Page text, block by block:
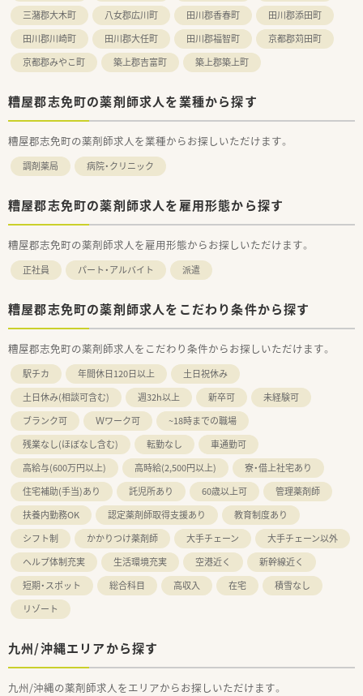
三潴郡大木町 八女郡広川町 田川郡香春町
田川郡添田町
田川郡川崎町
田川郡大任町 田川郡福智町
京都郡苅田町
京都郡みやこ町
築上郡吉富町 築上郡築上町
糟屋郡志免町の薬剤師求人を業種から探す
糟屋郡志免町の薬剤師求人を業種からお探しいただけます。
調剤薬局 病院・クリニック
糟屋郡志免町の薬剤師求人を雇用形態から探す
糟屋郡志免町の薬剤師求人を雇用形態からお探しいただけます。
正社員 パート・アルバイト 派遣
糟屋郡志免町の薬剤師求人をこだわり条件から探す
糟屋郡志免町の薬剤師求人をこだわり条件からお探しいただけます。
駅チカ 年間休日120日以上
土日祝休み
土日休み(相談可含む)
週32h以上 新卒可
未経験可
ブランク可
Ｗワーク可
~18時までの職場
残業なし(ほぼなし含む)
転勤なし
車通勤可
高給与(600万円以上)
高時給(2,500円以上)
寮・借上社宅あり
住宅補助(手当)あり
託児所あり 60歳以上可
管理薬剤師
扶養内勤務OK
認定薬剤師取得支援あり
教育制度あり
シフト制
かかりつけ薬剤師 大手チェーン
大手チェーン以外
ヘルプ体制充実
生活環境充実 空港近く
新幹線近く
短期・スポット
総合科目 高収入 在宅
積雪なし
リゾート
九州/沖縄エリアから探す
九州/沖縄の薬剤師求人をエリアからお探しいただけます。